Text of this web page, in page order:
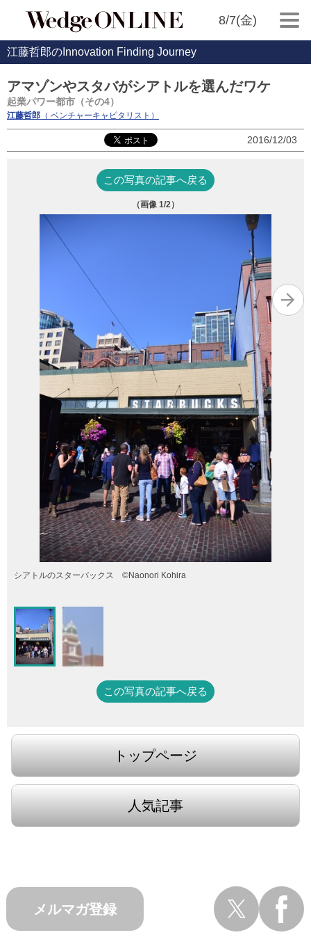
8/7(金)
江藤哲郎のInnovation Finding Journey
アマゾンやスタバがシアトルを選んだワケ
起業パワー都市（その4）
江藤哲郎 （ ベンチャーキャピタリスト）
2016/12/03
この写真の記事へ戻る
（画像 1/2）
シアトルのスターバックス ©️Naonori Kohira
この写真の記事へ戻る
トップページ
人気記事
メルマガ登録